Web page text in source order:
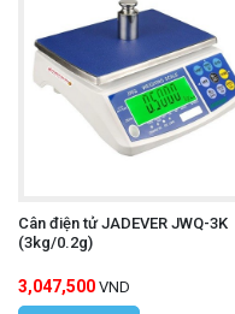
Cân điện tử JADEVER JWQ-3K
(3kg/0.2g)
3,047,500 VND